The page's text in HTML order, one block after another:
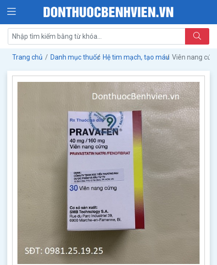
Trang chủ Danh mục thuốc Hệ tim mạch, tạo máu Viên nang